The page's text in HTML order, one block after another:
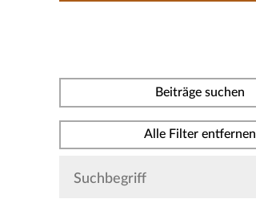
Beiträge suchen
Alle Filter entfernen